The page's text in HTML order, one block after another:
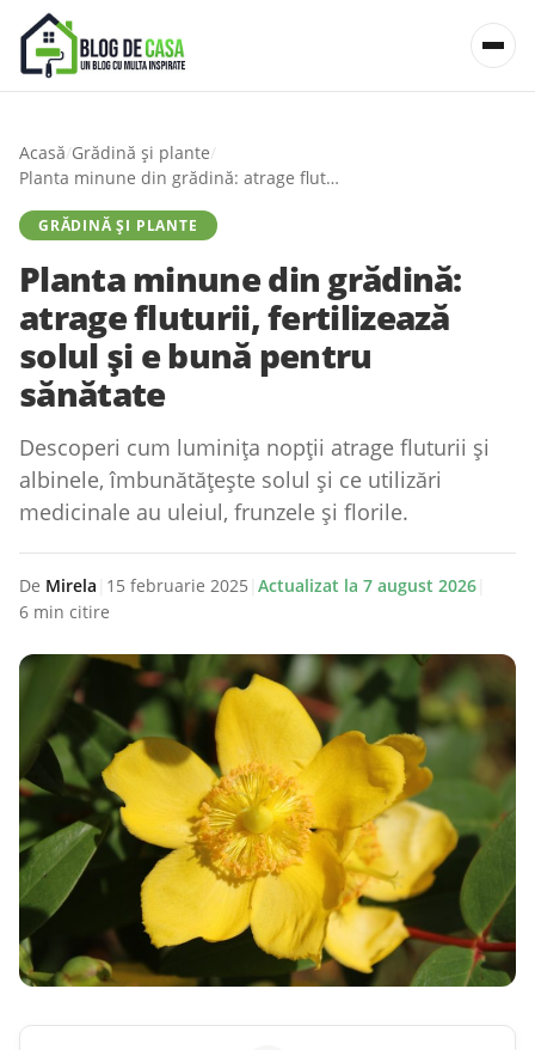
Acasă/Grădină și plante/
Planta minune din grădină: atrage fluturii, fertilizează solul și e bună pentru sănătate
GRĂDINĂ ȘI PLANTE
Planta minune din grădină:
atrage fluturii, fertilizează
solul și e bună pentru
sănătate
Descoperi cum luminița nopții atrage fluturii și
albinele, îmbunătățește solul și ce utilizări
medicinale au uleiul, frunzele și florile.
De Mirela 15 februarie 2025 Actualizat la 7 august 2026
6 min citire